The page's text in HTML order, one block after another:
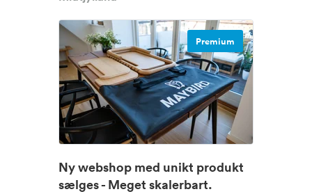
Premium
Ny webshop med unikt produkt
sælges - Meget skalerbart.